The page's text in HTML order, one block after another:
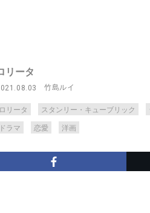
リータ
竹島ルイ
ロリータ スタンリー・キューブリック
ドラマ 恋愛 洋画